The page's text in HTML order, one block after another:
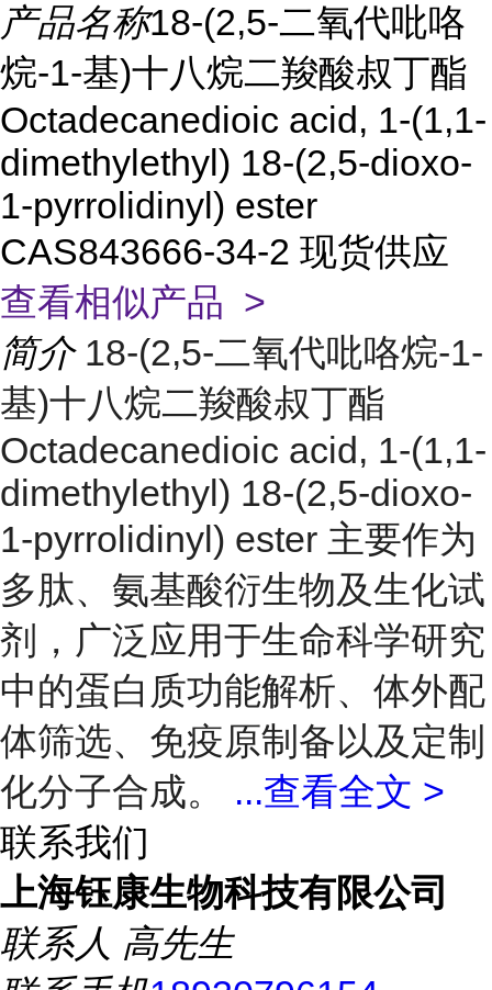
产品名称18-(2,5-二氧代吡咯
烷-1-基)十八烷二羧酸叔丁酯
Octadecanedioic acid, 1-(1,1-
dimethylethyl) 18-(2,5-dioxo-
1-pyrrolidinyl) ester
CAS843666-34-2 现货供应
查看相似产品 >
简介 18-(2,5-二氧代吡咯烷-1-
基)十八烷二羧酸叔丁酯
Octadecanedioic acid, 1-(1,1-
dimethylethyl) 18-(2,5-dioxo-
1-pyrrolidinyl) ester 主要作为
多肽、氨基酸衍生物及生化试
剂，广泛应用于生命科学研究
中的蛋白质功能解析、体外配
体筛选、免疫原制备以及定制
化分子合成。
...查看全文 >
联系我们
上海钰康生物科技有限公司
联系人 高先生